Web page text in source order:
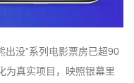
出没”系列电影票房已超90
为真实项目，映照银幕里